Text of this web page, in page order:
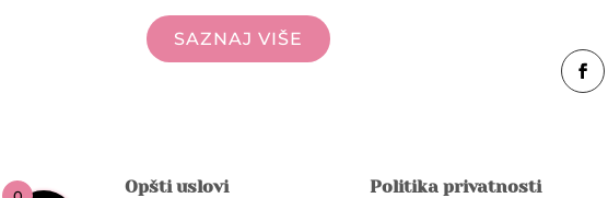
SAZNAJ VIŠE
Opšti uslovi Politika privatnosti